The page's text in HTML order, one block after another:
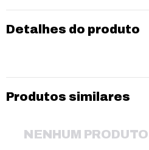
Detalhes do produto
Produtos similares
NENHUM